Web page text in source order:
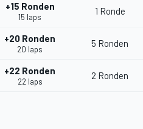
+15 Ronden
15 laps
1 Ronde
+20 Ronden
20 laps
5 Ronden
+22 Ronden
22 laps
2 Ronden